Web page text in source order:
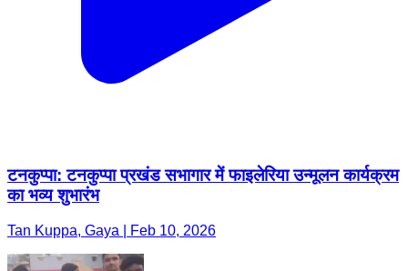
टनकुप्पा: टनकुप्पा प्रखंड सभागार में फाइलेरिया उन्मूलन कार्यक्रम
का भव्य शुभारंभ
Tan Kuppa, Gaya | Feb 10, 2026